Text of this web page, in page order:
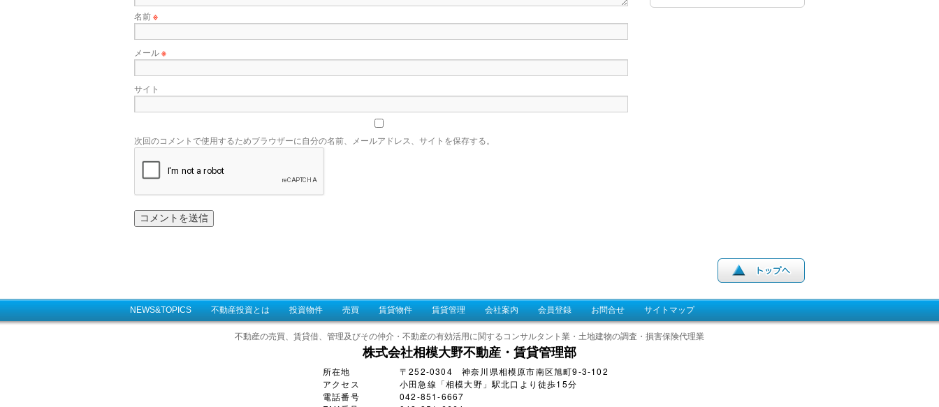
名前※
メール※
サイト
次回のコメントで使用するためブラウザーに自分の名前、メールアドレス、サイトを保存する。
NEWS&TOPICS 不動産投資とは 投資物件 売買 賃貸物件 賃貸管理 会社案内 会員登録 お問合せ サイトマップ
不動産の売買、賃貸借、管理及びその仲介・不動産の有効活用に関するコンサルタント業・土地建物の調査・損害保険代理業
株式会社相模大野不動産・賃貸管理部
所在地
〒252-0304 神奈川県相模原市南区旭町9-3-102
アクセス
小田急線「相模大野」駅北口より徒歩15分
電話番号
042-851-6667